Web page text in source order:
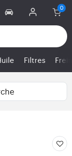
Filtres